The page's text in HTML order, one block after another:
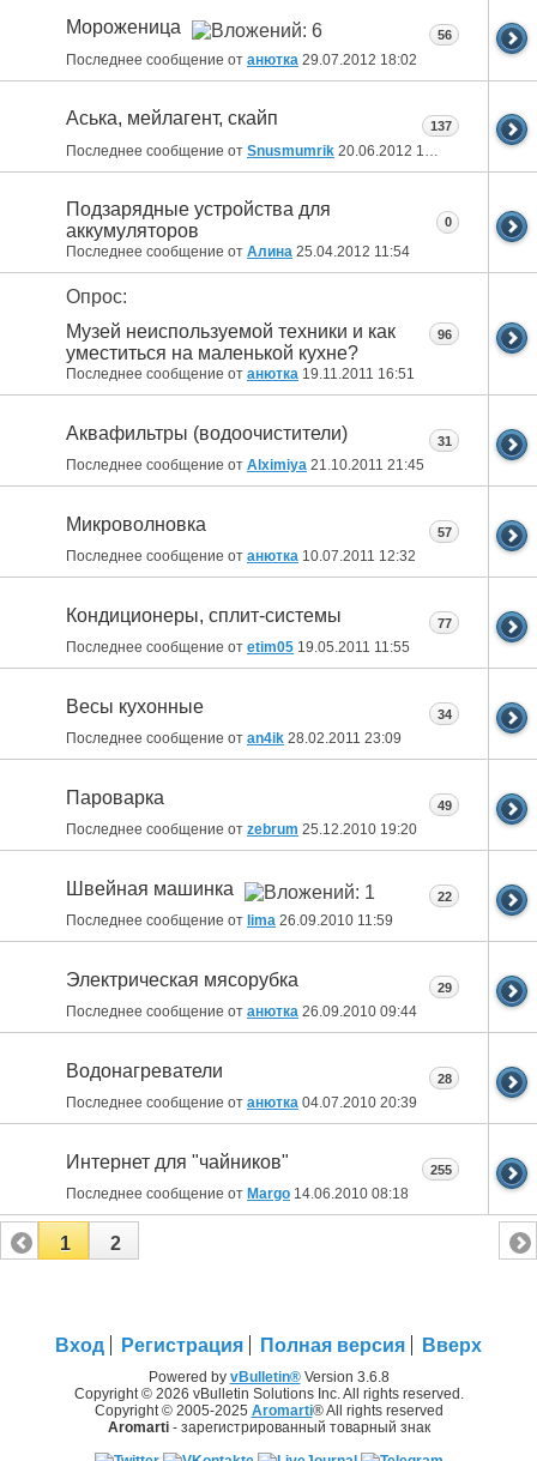
Мороженица
Последнее сообщение от анютка 29.07.2012 18:02
56
Aська, мейлагент, скайп
Последнее сообщение от Snusmumrik 20.06.2012 16:19
137
Подзарядные устройства для
аккумуляторов
Последнее сообщение от Алина 25.04.2012 11:54
0
Опрос:
Музей неиспользуемой техники и как
уместиться на маленькой кухне?
Последнее сообщение от анютка 19.11.2011 16:51
96
Аквафильтры (водоочистители)
Последнее сообщение от Alximiya 21.10.2011 21:45
31
Микроволновка
Последнее сообщение от анютка 10.07.2011 12:32
57
Кондиционеры, сплит-системы
Последнее сообщение от etim05 19.05.2011 11:55
77
Весы кухонные
Последнее сообщение от an4ik 28.02.2011 23:09
34
Пароварка
Последнее сообщение от zebrum 25.12.2010 19:20
49
Швейная машинка
Последнее сообщение от lima 26.09.2010 11:59
22
Электрическая мясорубка
Последнее сообщение от анютка 26.09.2010 09:44
29
Водонагреватели
Последнее сообщение от анютка 04.07.2010 20:39
28
Интернет для "чайников"
Последнее сообщение от Margo 14.06.2010 08:18
255
1 2
Вход Регистрация Полная версия Вверх
Powered by vBulletin®Version 3.6.8
Copyright © 2026 vBulletin Solutions Inc. All rights reserved.
Copyright © 2005-2025 Aromarti® All rights reserved
Aromarti- зарегистрированный товарный знак